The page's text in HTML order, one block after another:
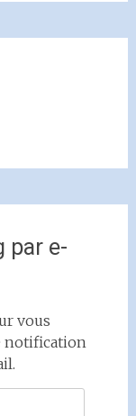
par e-
vous
notification